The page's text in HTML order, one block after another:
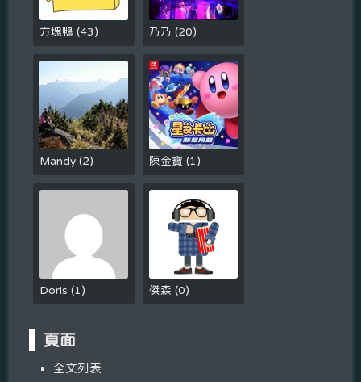
方塊鴨(43 ) 乃乃(20)
Mandy(2) 陳金寶(1 )
Doris(1 ) 傑森(0)
頁面
全文列表